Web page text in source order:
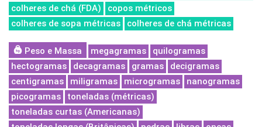
colheres de chá (FDA)
copos métricos
colheres de sopa métricas
colheres de chá métricas
Peso e Massa megagramas
quilogramas
hectogramas
decagramas gramas
decigramas
centigramas
miligramas microgramas
nanogramas
picogramas
toneladas (métricas)
toneladas curtas (Americanas)